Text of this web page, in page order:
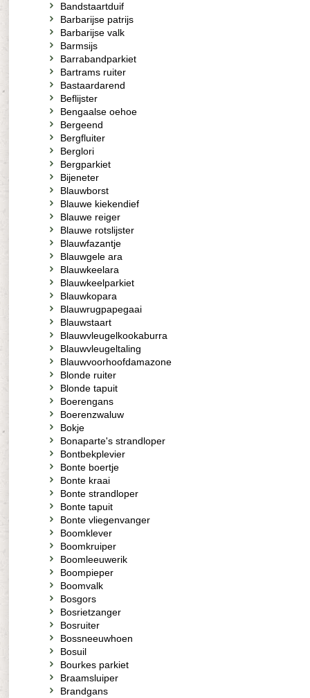
Bandstaartduif
Barbarijse patrijs
Barbarijse valk
Barmsijs
Barrabandparkiet
Bartrams ruiter
Bastaardarend
Beflijster
Bengaalse oehoe
Bergeend
Bergfluiter
Berglori
Bergparkiet
Bijeneter
Blauwborst
Blauwe kiekendief
Blauwe reiger
Blauwe rotslijster
Blauwfazantje
Blauwgele ara
Blauwkeelara
Blauwkeelparkiet
Blauwkopara
Blauwrugpapegaai
Blauwstaart
Blauwvleugelkookaburra
Blauwvleugeltaling
Blauwvoorhoofdamazone
Blonde ruiter
Blonde tapuit
Boerengans
Boerenzwaluw
Bokje
Bonaparte's strandloper
Bontbekplevier
Bonte boertje
Bonte kraai
Bonte strandloper
Bonte tapuit
Bonte vliegenvanger
Boomklever
Boomkruiper
Boomleeuwerik
Boompieper
Boomvalk
Bosgors
Bosrietzanger
Bosruiter
Bossneeuwhoen
Bosuil
Bourkes parkiet
Braamsluiper
Brandgans